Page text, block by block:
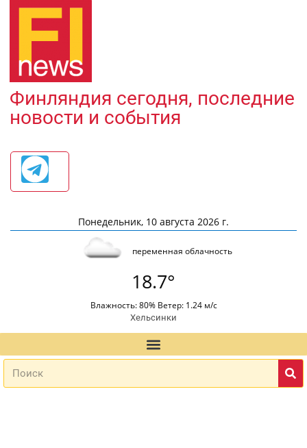
Финляндия сегодня, последние
новости и события
Понедельник, 10 августа 2026 г.
переменная облачность
18.7°
Влажность: 80% Ветер: 1.24 м/с
Хельсинки